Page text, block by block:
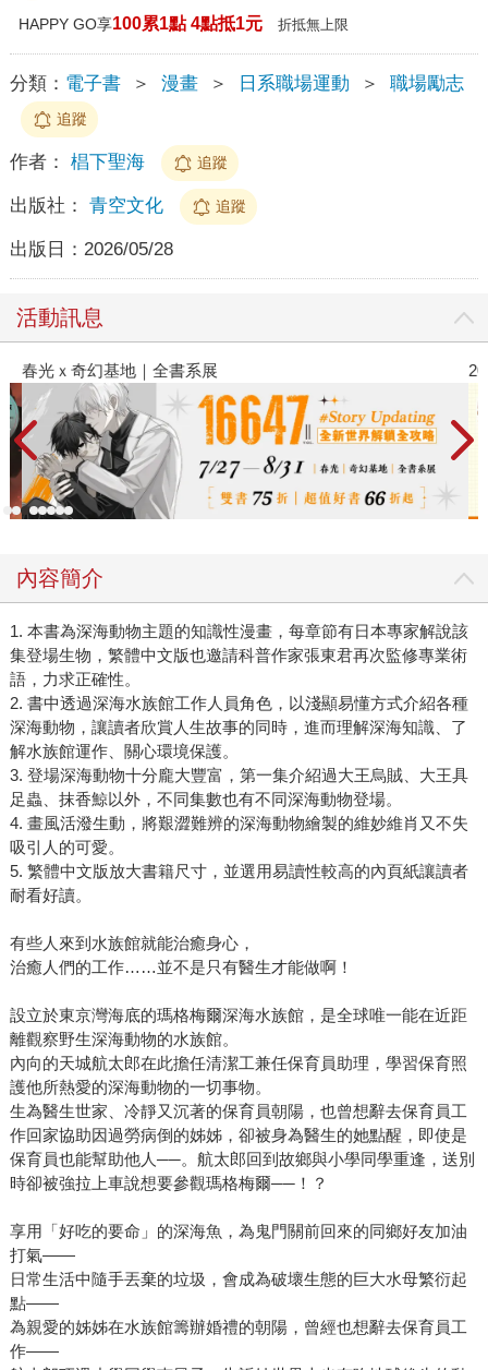
HAPPY GO享100累1點 4點抵1元 折抵無上限
分類： 電子書 ＞ 漫畫 ＞ 日系職場運動 ＞ 職場勵志
追蹤
作者： 椙下聖海 追蹤
出版社： 青空文化 追蹤
出版日： 2026/05/28
活動訊息
春光ｘ奇幻基地｜全書系展
內容簡介
1. 本書為深海動物主題的知識性漫畫，每章節有日本專家解說該
集登場生物，繁體中文版也邀請科普作家張東君再次監修專業術
語，力求正確性。
2. 書中透過深海水族館工作人員角色，以淺顯易懂方式介紹各種
深海動物，讓讀者欣賞人生故事的同時，進而理解深海知識、了
解水族館運作、關心環境保護。
3. 登場深海動物十分龐大豐富，第一集介紹過大王烏賊、大王具
足蟲、抹香鯨以外，不同集數也有不同深海動物登場。
4. 畫風活潑生動，將艱澀難辨的深海動物繪製的維妙維肖又不失
吸引人的可愛。
5. 繁體中文版放大書籍尺寸，並選用易讀性較高的內頁紙讓讀者
耐看好讀。
有些人來到水族館就能治癒身心，
治癒人們的工作……並不是只有醫生才能做啊！
設立於東京灣海底的瑪格梅爾深海水族館，是全球唯一能在近距
離觀察野生深海動物的水族館。
內向的天城航太郎在此擔任清潔工兼任保育員助理，學習保育照
護他所熱愛的深海動物的一切事物。
生為醫生世家、冷靜又沉著的保育員朝陽，也曾想辭去保育員工
作回家協助因過勞病倒的姊姊，卻被身為醫生的她點醒，即使是
保育員也能幫助他人──。航太郎回到故鄉與小學同學重逢，送別
時卻被強拉上車說想要參觀瑪格梅爾──！？
享用「好吃的要命」的深海魚，為鬼門關前回來的同鄉好友加油
打氣——
日常生活中隨手丟棄的垃圾，會成為破壞生態的巨大水母繁衍起
點——
為親愛的姊姊在水族館籌辦婚禮的朝陽，曾經也想辭去保育員工
作——